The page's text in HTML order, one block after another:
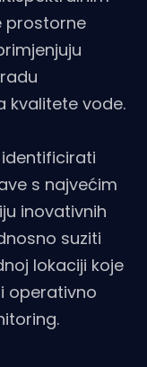
prostorne
kvalitete vode.
s najvećim
inovativnih
suziti
lokaciji koje
operativno